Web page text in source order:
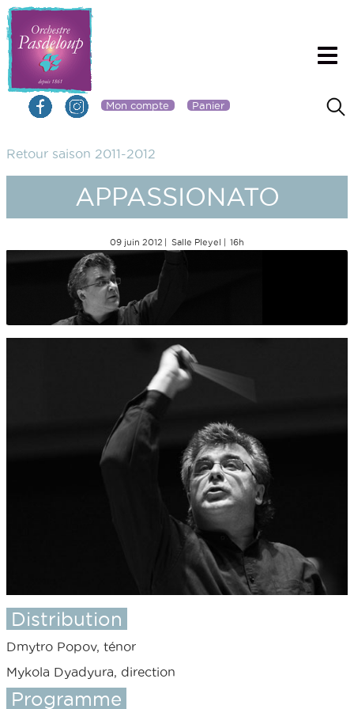
Mon compte Panier
Retour saison 2011-2012
APPASSIONATO
09 juin 2012 Salle Pleyel 16h
Distribution
Dmytro Popov, ténor
Mykola Dyadyura, direction
Programme